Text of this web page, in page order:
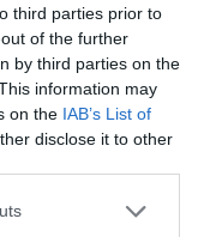
third parties prior to
of the further
by third parties on the
information may
on the IAB’s List of
disclose it to other
για το